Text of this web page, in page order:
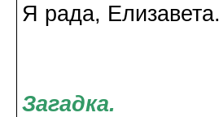
Я рада, Елизавета.
Загадка.